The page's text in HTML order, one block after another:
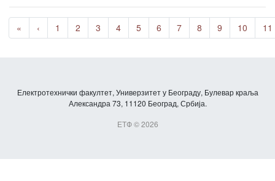
« ‹ 1 2 3 4 5 6 7 8 9 10 11
Електротехнички факултет, Универзитет у Београду, Булевар краља
Александра 73, 11120 Београд, Србија.
ЕТФ © 2026